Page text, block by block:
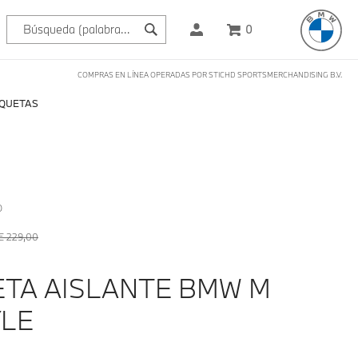
0
COMPRAS EN LÍNEA OPERADAS POR STICHD SPORTSMERCHANDISING B.V.
229,00
AISLANTE BMW M